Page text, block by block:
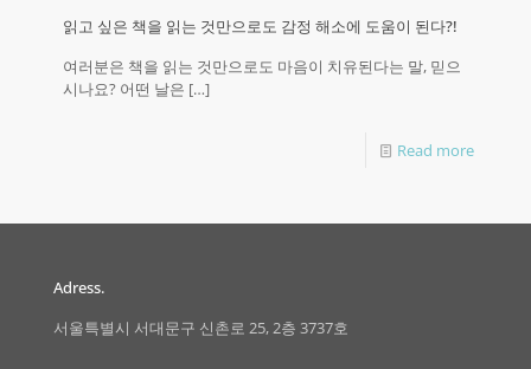
읽고 싶은 책을 읽는 것만으로도 감정 해소에 도움이 된다?!
여러분은 책을 읽는 것만으로도 마음이 치유된다는 말, 믿으
시나요? 어떤 날은 […]
Read more
Adress.
서울특별시 서대문구 신촌로 25, 2층 3737호